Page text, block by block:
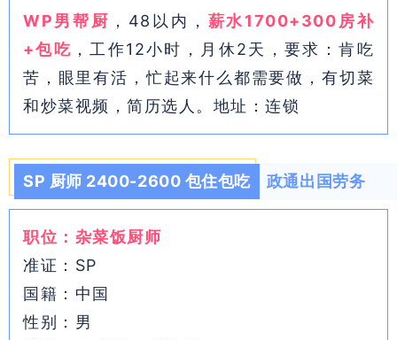
WP男帮厨 ，48以内， 薪水1700+300房补
+包吃 ，工作12小时，月休2天，要求：肯吃
苦，眼里有活，忙起来什么都需要做，有切菜
和炒菜视频，简历选人。地址：连锁
SP 厨师 2400-2600 包住包吃 政通出国劳务
职位：杂菜饭厨师
准证：SP
国籍：中国
性别：男